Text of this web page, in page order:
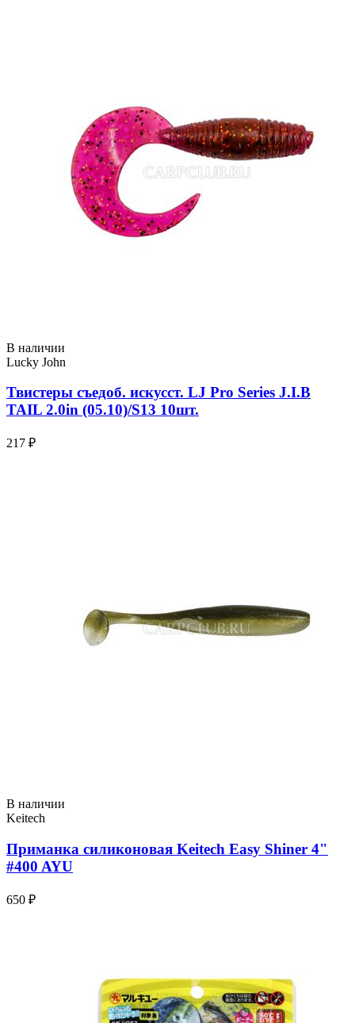
В наличии
Lucky John
Твистеры съедоб. искусст. LJ Pro Series J.I.B
TAIL 2.0in (05.10)/S13 10шт.
217 ₽
В наличии
Keitech
Приманка силиконовая Keitech Easy Shiner 4"
#400 AYU
650 ₽